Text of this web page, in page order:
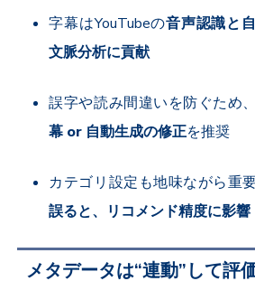
字幕はYouTubeの音声認識と
文脈分析に貢献
誤字や読み間違いを防ぐため
幕 or 自動生成の修正を推奨
カテゴリ設定も地味ながら重要
誤ると、リコメンド精度に影響
メタデータは“連動”して評